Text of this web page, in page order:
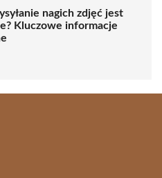
nagich zdjęć jest
Kluczowe informacje